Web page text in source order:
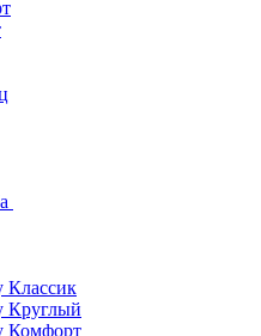
Классик
Круглый
Комфорт